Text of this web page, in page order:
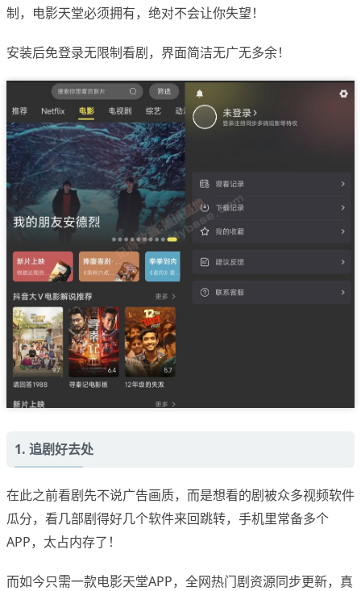
制，电影天堂必须拥有，绝对不会让你失望！
安装后免登录无限制看剧，界面简洁无广无多余！
1. 追剧好去处
在此之前看剧先不说广告画质，而是想看的剧被众多视频软件
瓜分，看几部剧得好几个软件来回跳转，手机里常备多个
APP，太占内存了！
而如今只需一款电影天堂APP，全网热门剧资源同步更新，真